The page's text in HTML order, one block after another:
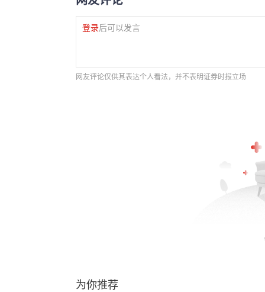
登录后可以发言
网友评论仅供其表达个人看法，并不表明证券时报立场
为你推荐